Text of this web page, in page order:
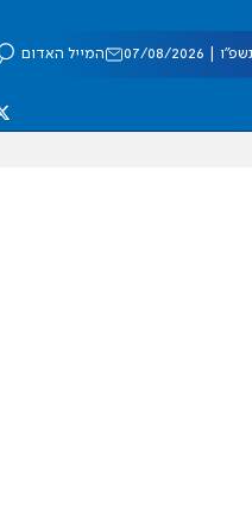
08/2026 המייל האדום